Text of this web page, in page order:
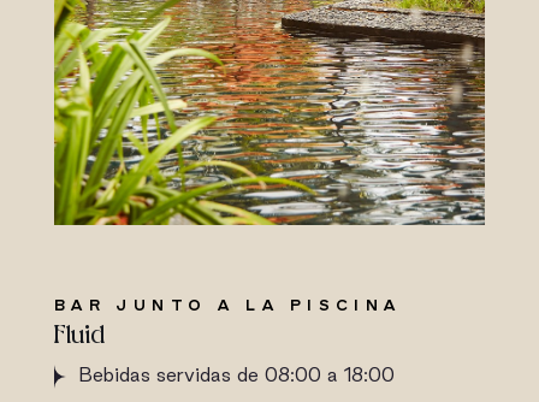
BAR JUNTO A LA PISCINA
Fluid
Bebidas servidas de 08:00 a 18:00